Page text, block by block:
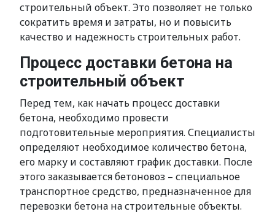
строительный объект. Это позволяет не только
сократить время и затраты, но и повысить
качество и надежность строительных работ.
Процесс доставки бетона на
строительный объект
Перед тем, как начать процесс доставки
бетона, необходимо провести
подготовительные мероприятия. Специалисты
определяют необходимое количество бетона,
его марку и составляют график доставки. После
этого заказывается бетоновоз – специальное
транспортное средство, предназначенное для
перевозки бетона на строительные объекты.